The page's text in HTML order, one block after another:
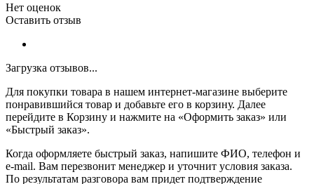
Нет оценок
Оставить отзыв
Загрузка отзывов...
Для покупки товара в нашем интернет-магазине выберите
понравившийся товар и добавьте его в корзину. Далее
перейдите в Корзину и нажмите на «Оформить заказ» или
«Быстрый заказ».
Когда оформляете быстрый заказ, напишите ФИО, телефон и
e-mail. Вам перезвонит менеджер и уточнит условия заказа.
По результатам разговора вам придет подтверждение